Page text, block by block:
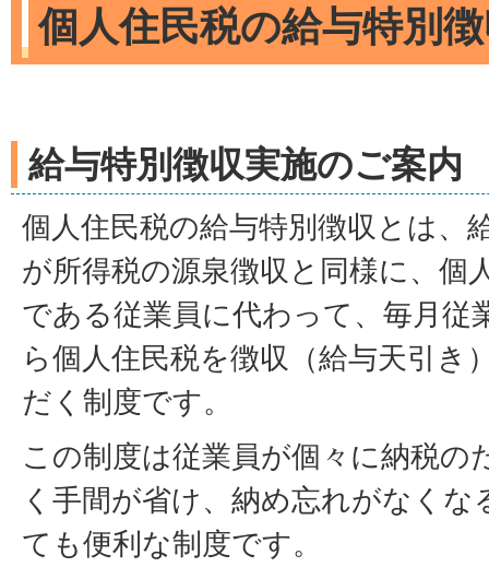
個人住民税の給与特別
給与特別徴収実施のご案内
個人住民税の給与特別徴収とは、
が所得税の源泉徴収と同様に、個
である従業員に代わって、毎月従
ら個人住民税を徴収（給与天引き
だく制度です。
この制度は従業員が個々に納税の
く手間が省け、納め忘れがなくな
ても便利な制度です。